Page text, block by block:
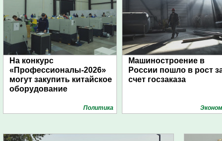
На конкурс
«Профессионалы-2026»
могут закупить китайское
оборудование
Политика
Машиностроение в
России пошло в рост
счет госзаказа